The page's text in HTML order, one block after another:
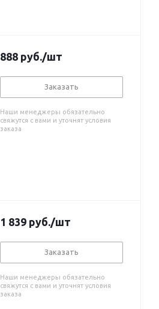
888 руб./шт
Заказать
Наши менеджеры обязательно
свяжутся с вами и уточнят условия
заказа
1 839 руб./шт
Заказать
Наши менеджеры обязательно
свяжутся с вами и уточнят условия
заказа